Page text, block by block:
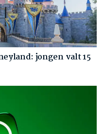
jongen valt 15